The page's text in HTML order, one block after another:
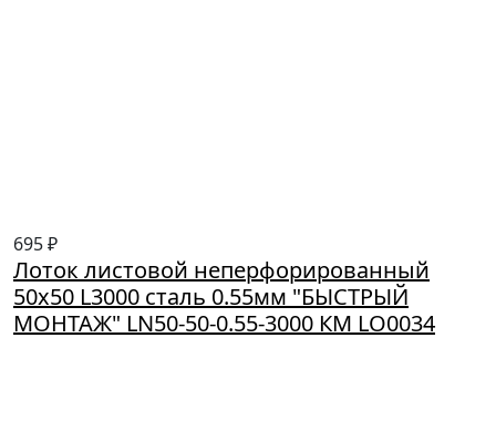
695 ₽
Лоток листовой неперфорированный
50х50 L3000 сталь 0.55мм "БЫСТРЫЙ
МОНТАЖ" LN50-50-0.55-3000 КМ LO0034